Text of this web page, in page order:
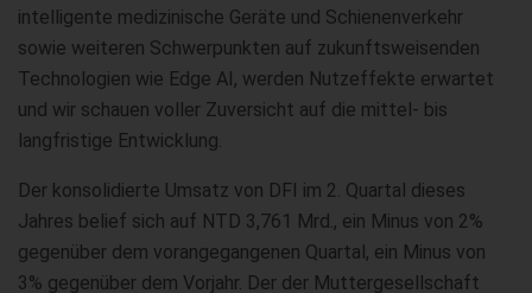
intelligente medizinische Geräte und Schienenverkehr
sowie weiteren Schwerpunkten auf zukunftsweisenden
Technologien wie Edge AI, werden Nutzeffekte erwartet
und wir schauen voller Zuversicht auf die mittel- bis
langfristige Entwicklung.
Der konsolidierte Umsatz von DFI im 2. Quartal dieses
Jahres belief sich auf NTD 3,761 Mrd., ein Minus von 2%
gegenüber dem vorangegangenen Quartal, ein Minus von
3% gegenüber dem Vorjahr. Der der Muttergesellschaft